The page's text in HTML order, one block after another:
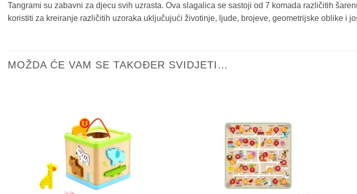
Tangrami su zabavni za djecu svih uzrasta. Ova slagalica se sastoji od 7 komada različitih
koristiti za kreiranje različitih uzoraka uključujući životinje, ljude, brojeve, geometrijske oblike i
MOŽDA ĆE VAM SE TAKOĐER SVIDJETI…
proizvod